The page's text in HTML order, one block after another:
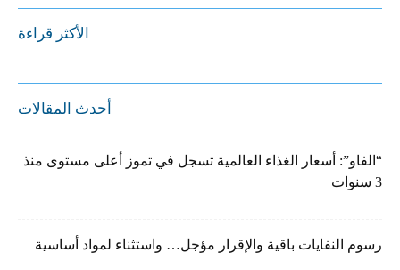
الأكثر قراءة
أحدث المقالات
“الفاو”: أسعار الغذاء العالمية تسجل في تموز أعلى مستوى منذ
3 سنوات
رسوم النفايات باقية والإقرار مؤجل… واستثناء لمواد أساسية